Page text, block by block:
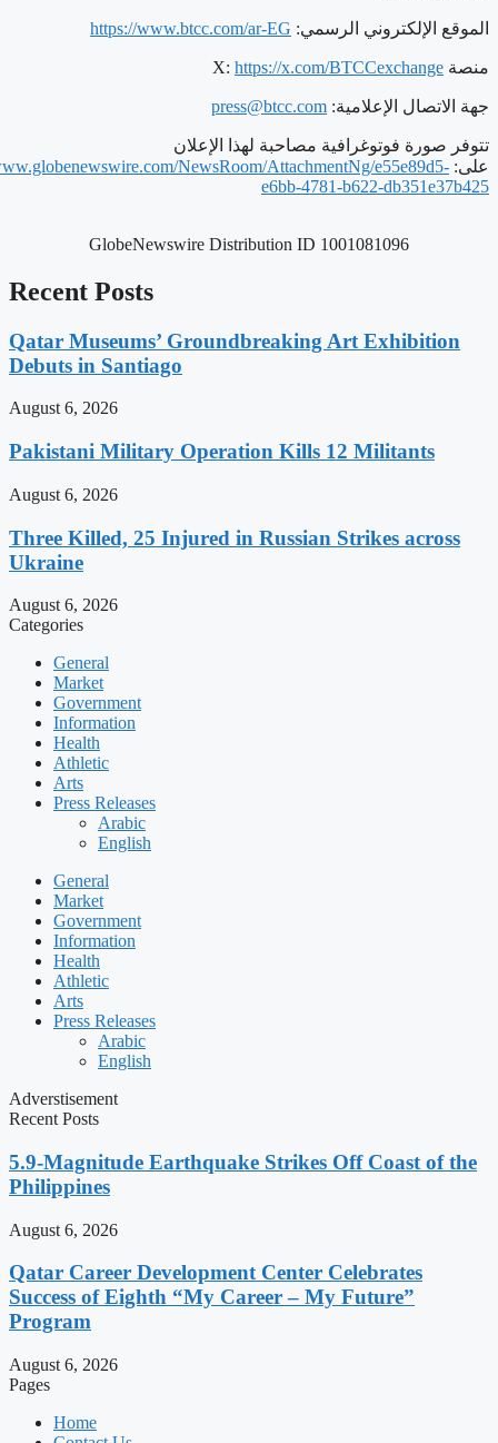
الموقع الإلكتروني الرسمي: https://www.btcc.com/ar-EG
منصة X: https://x.com/BTCCexchange
جهة الاتصال الإعلامية: press@btcc.com
تتوفر صورة فوتوغرافية مصاحبة لهذا الإعلان
على: NewsRoom/AttachmentNg/e55e89d5-
e6bb-4781-b622-db351e37b425
GlobeNewswire Distribution ID 1001081096
Recent Posts
Qatar Museums’ Groundbreaking Art Exhibition
Debuts in Santiago
August 6, 2026
Pakistani Military Operation Kills 12 Militants
August 6, 2026
Three Killed, 25 Injured in Russian Strikes across
Ukraine
August 6, 2026
Categories
General
Market
Government
Information
Health
Athletic
Arts
Press Releases
Arabic
English
General
Market
Government
Information
Health
Athletic
Arts
Press Releases
Arabic
English
Adverstisement
Recent Posts
5.9-Magnitude Earthquake Strikes Off Coast of the
Philippines
August 6, 2026
Qatar Career Development Center Celebrates
Success of Eighth “My Career – My Future”
Program
August 6, 2026
Pages
Home